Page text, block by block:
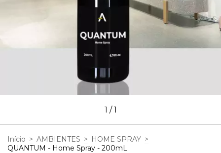
1 /1
Início > AMBIENTES > HOME SPRAY >
QUANTUM - Home Spray - 200mL